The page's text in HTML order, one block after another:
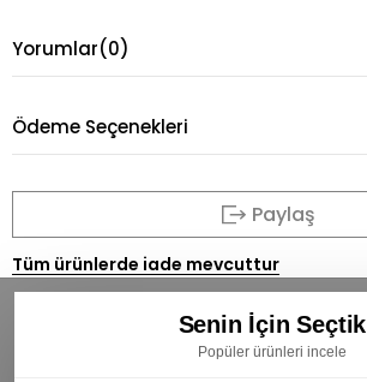
Yorumlar(0)
Ödeme Seçenekleri
Paylaş
Tüm ürünlerde iade mevcuttur
Senin İçin Seçtik
Popüler ürünleri incele